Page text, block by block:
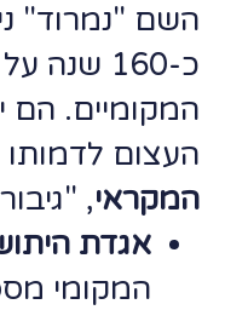
השם "נמרוד"
כ-160
המקומיים. הם
העצום
המקראי,
אגדת
המקומי